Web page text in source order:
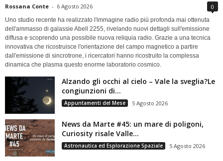
Rossana Conte - 6 Agosto 2026 0
Uno studio recente ha realizzato l'immagine radio più profonda mai ottenuta
dell'ammasso di galassie Abell 2255, rivelando nuovi dettagli sull'emissione
diffusa e scoprendo una possibile nuova reliquia radio. Grazie a una tecnica
innovativa che ricostruisce l'orientazione del campo magnetico a partire
dall'emissione di sincrotrone, i ricercatori hanno ricostruito la complessa
dinamica che plasma questo enorme laboratorio cosmico.
Alzando gli occhi al cielo – Vale la sveglia?Le
congiunzioni di...
Appuntamenti del Mese 5 Agosto 2026
News da Marte #45: un mare di poligoni,
Curiosity risale Valle...
Astronautica ed Esplorazione Spaziale 5 Agosto 2026